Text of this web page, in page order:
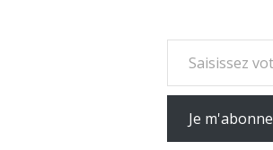
Saisissez votre adresse email
Je m'abonne